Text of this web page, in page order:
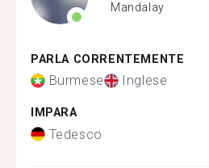
Mandalay
PARLA CORRENTEMENTE
Burmese Inglese
IMPARA
Tedesco